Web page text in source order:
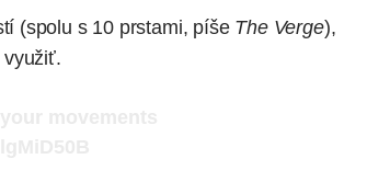
(spolu s 10 prstami, píše The Verge),
využiť.